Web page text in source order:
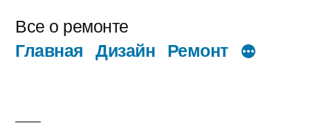
содержимому
Все о ремонте
Главная Дизайн Ремонт